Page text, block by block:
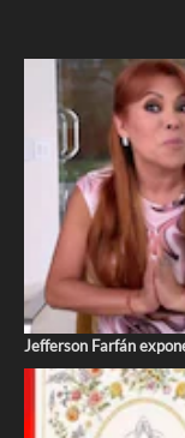
Jefferson Farfán